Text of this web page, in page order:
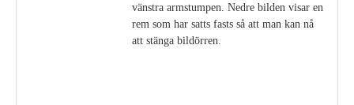
vänstra armstumpen. Nedre bilden visar en
rem som har satts fasts så att man kan nå
att stänga bildörren.